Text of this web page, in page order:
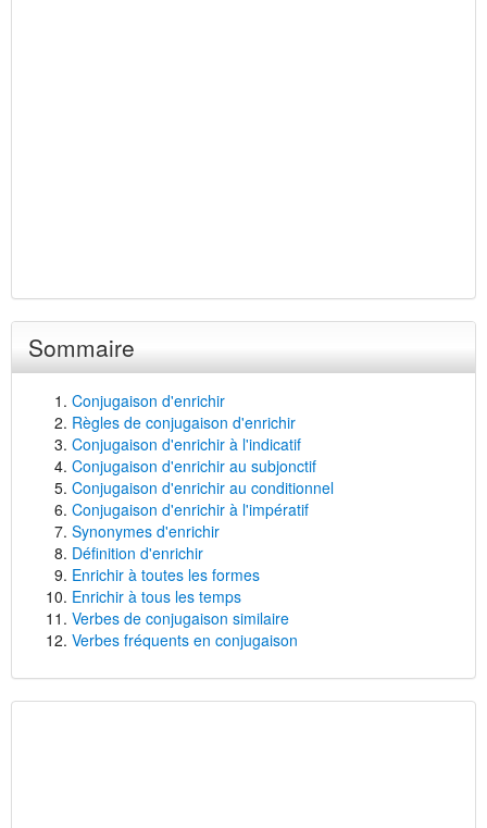
Sommaire
Conjugaison d'enrichir
Règles de conjugaison d'enrichir
Conjugaison d'enrichir à l'indicatif
Conjugaison d'enrichir au subjonctif
Conjugaison d'enrichir au conditionnel
Conjugaison d'enrichir à l'impératif
Synonymes d'enrichir
Définition d'enrichir
Enrichir à toutes les formes
Enrichir à tous les temps
Verbes de conjugaison similaire
Verbes fréquents en conjugaison